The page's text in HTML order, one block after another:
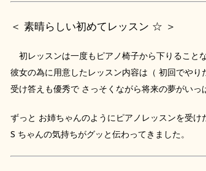
＜ 素晴らしい初めてレッスン ☆ ＞
初レッスンは一度もピアノ椅子から下りること
彼女の為に用意したレッスン内容は（ 初回でや
受け答えも優秀で さっそくながら将来の夢がい
ずっと お姉ちゃんのようにピアノレッスンを受け
S ちゃんの気持ちがグッと伝わってきました。